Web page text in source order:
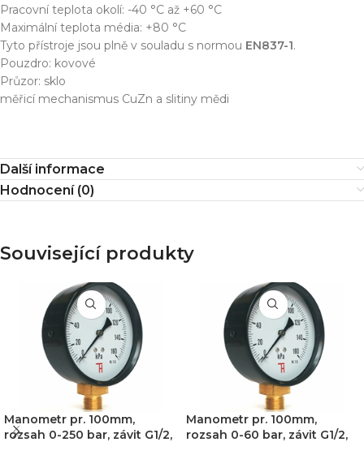
Pracovní teplota okolí: -40 °C až +60 °C
Maximální teplota média: +80 °C
Tyto přístroje jsou plně v souladu s normou EN837-1.
Pouzdro: kovové
Průzor: sklo
měřicí mechanismus CuZn a slitiny mědi
Další informace
Hodnocení (0)
Související produkty
Manometr pr. 100mm,
rozsah 0-250 bar, závit G1/2,
Manometr pr. 100mm,
rozsah 0-60 bar, závit G1/2,